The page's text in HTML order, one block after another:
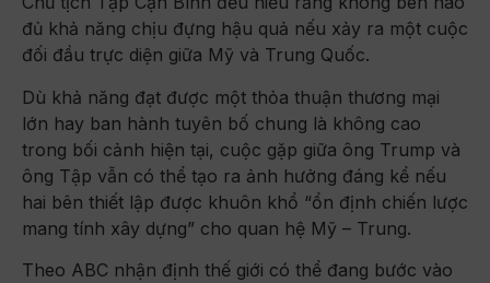
đủ khả năng chịu đựng hậu quả nếu xảy ra một cuộc
đối đầu trực diện giữa Mỹ và Trung Quốc.
Dù khả năng đạt được một thỏa thuận thương mại
lớn hay ban hành tuyên bố chung là không cao
trong bối cảnh hiện tại, cuộc gặp giữa ông Trump và
ông Tập vẫn có thể tạo ra ảnh hưởng đáng kể nếu
hai bên thiết lập được khuôn khổ “ổn định chiến lược
mang tính xây dựng” cho quan hệ Mỹ – Trung.
Theo ABC nhận định thế giới có thể đang bước vào